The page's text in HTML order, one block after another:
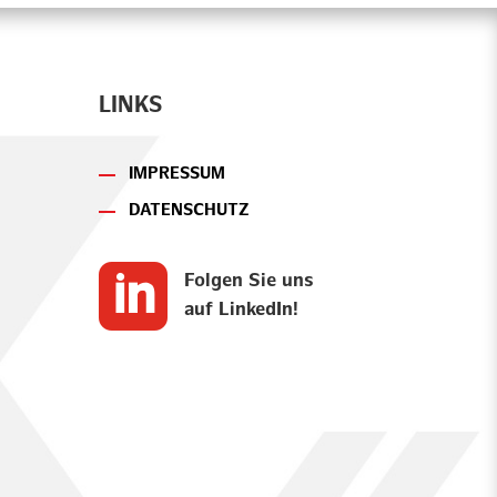
LINKS
IMPRESSUM
DATENSCHUTZ

Folgen Sie uns
auf LinkedIn!